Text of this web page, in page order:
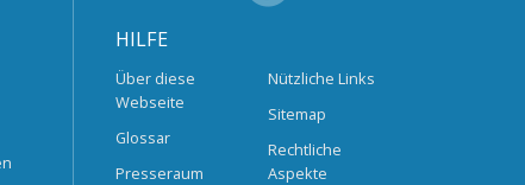
HILFE
Über diese
Webseite
Glossar
Presseraum
Nützliche Links
Sitemap
Rechtliche
Aspekte